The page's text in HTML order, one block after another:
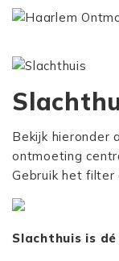
Bekijk hieronder
ontmoeting
Gebruik het
Slachthuis is